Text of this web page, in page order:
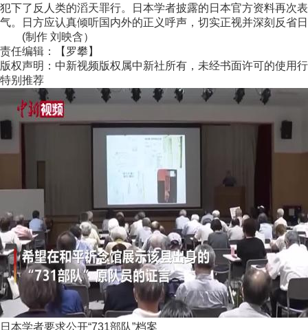
犯下了反人类的滔天罪行。日本学者披露的日本官方资料再次
气。日方应认真倾听国内外的正义呼声，切实正视并深刻反省
(制作 刘映含）
责任编辑：【罗攀】
版权声明：中新视频版权属中新社所有，未经书面许可的使用
特别推荐
日本学者要求公开“731部队”档案